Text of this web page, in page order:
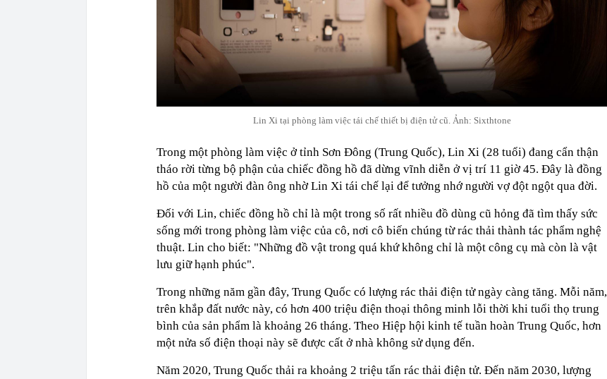
Lin Xi tại phòng làm việc tái chế thiết bị điện tử cũ. Ảnh: Sixthtone
Trong một phòng làm việc ở tỉnh Sơn Đông (Trung Quốc), Lin Xi (28 tuổi) đang cẩn thận
tháo rời từng bộ phận của chiếc đồng hồ đã dừng vĩnh diễn ở vị trí 11 giờ 45. Đây là đồng
hồ của một người đàn ông nhờ Lin Xi tái chế lại để tưởng nhớ người vợ đột ngột qua đời.
Đối với Lin, chiếc đồng hồ chỉ là một trong số rất nhiều đồ dùng cũ hỏng đã tìm thấy sức
sống mới trong phòng làm việc của cô, nơi cô biến chúng từ rác thải thành tác phẩm nghệ
thuật. Lin cho biết: "Những đồ vật trong quá khứ không chỉ là một công cụ mà còn là vật
lưu giữ hạnh phúc".
Trong những năm gần đây, Trung Quốc có lượng rác thải điện tử ngày càng tăng. Mỗi năm,
trên khắp đất nước này, có hơn 400 triệu điện thoại thông minh lỗi thời khi tuổi thọ trung
bình của sản phẩm là khoảng 26 tháng. Theo Hiệp hội kinh tế tuần hoàn Trung Quốc, hơn
một nửa số điện thoại này sẽ được cất ở nhà không sử dụng đến.
Năm 2020, Trung Quốc thải ra khoảng 2 triệu tấn rác thải điện tử. Đến năm 2030, lượng